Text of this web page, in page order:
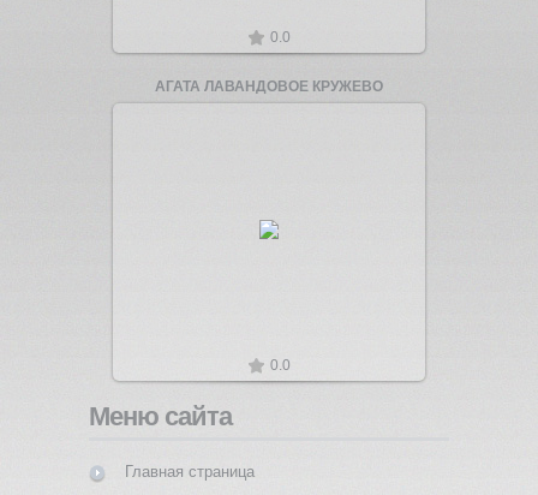
0.0
АГАТА ЛАВАНДОВОЕ КРУЖЕВО
Увеличить
0.0
Меню сайта
Главная страница